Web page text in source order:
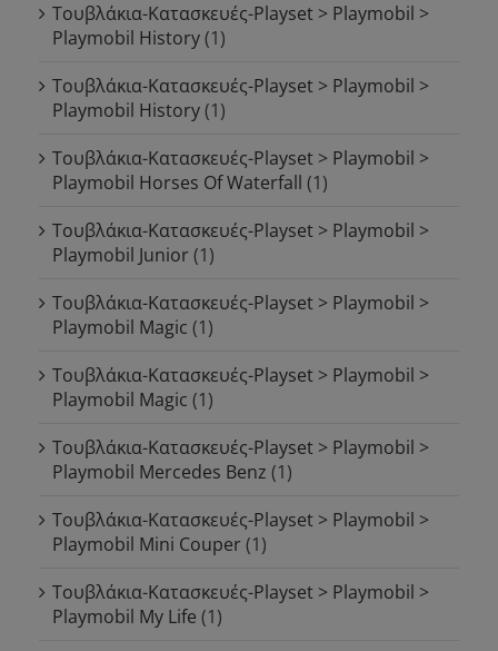
Τουβλάκια-Κατασκευές-Playset > Playmobil >
Playmobil History(1)
Τουβλάκια-Κατασκευές-Playset > Playmobil >
Playmobil History(1)
Τουβλάκια-Κατασκευές-Playset > Playmobil >
Playmobil Horses Of Waterfall (1)
Τουβλάκια-Κατασκευές-Playset > Playmobil >
Playmobil Junior (1)
Τουβλάκια-Κατασκευές-Playset > Playmobil >
Playmobil Magic (1)
Τουβλάκια-Κατασκευές-Playset > Playmobil >
Playmobil Magic (1)
Τουβλάκια-Κατασκευές-Playset > Playmobil >
Playmobil Mercedes Benz (1)
Τουβλάκια-Κατασκευές-Playset > Playmobil >
Playmobil Mini Couper (1)
Τουβλάκια-Κατασκευές-Playset > Playmobil >
Playmobil My Life (1)